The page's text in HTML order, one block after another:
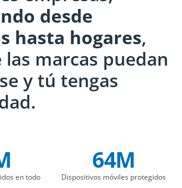
desde
hasta hogares,
las marcas puedan
y tú tengas
en todo
64M
Dispositivos móviles protegidos